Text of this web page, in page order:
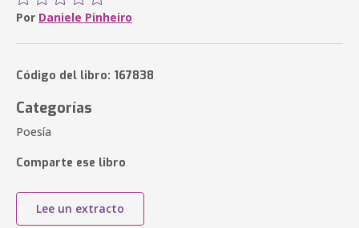
Por Daniele Pinheiro
Código del libro: 167838
Categorías
Poesía
Comparte ese libro
Lee un extracto